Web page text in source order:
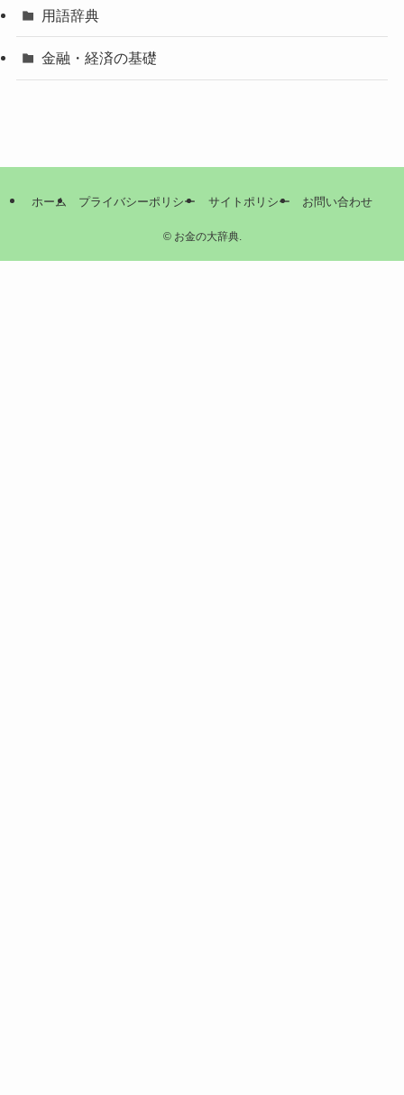
用語辞典
金融・経済の基礎
ホーム プライバシーポリシー サイトポリシー お問い合わせ
©お金の大辞典.